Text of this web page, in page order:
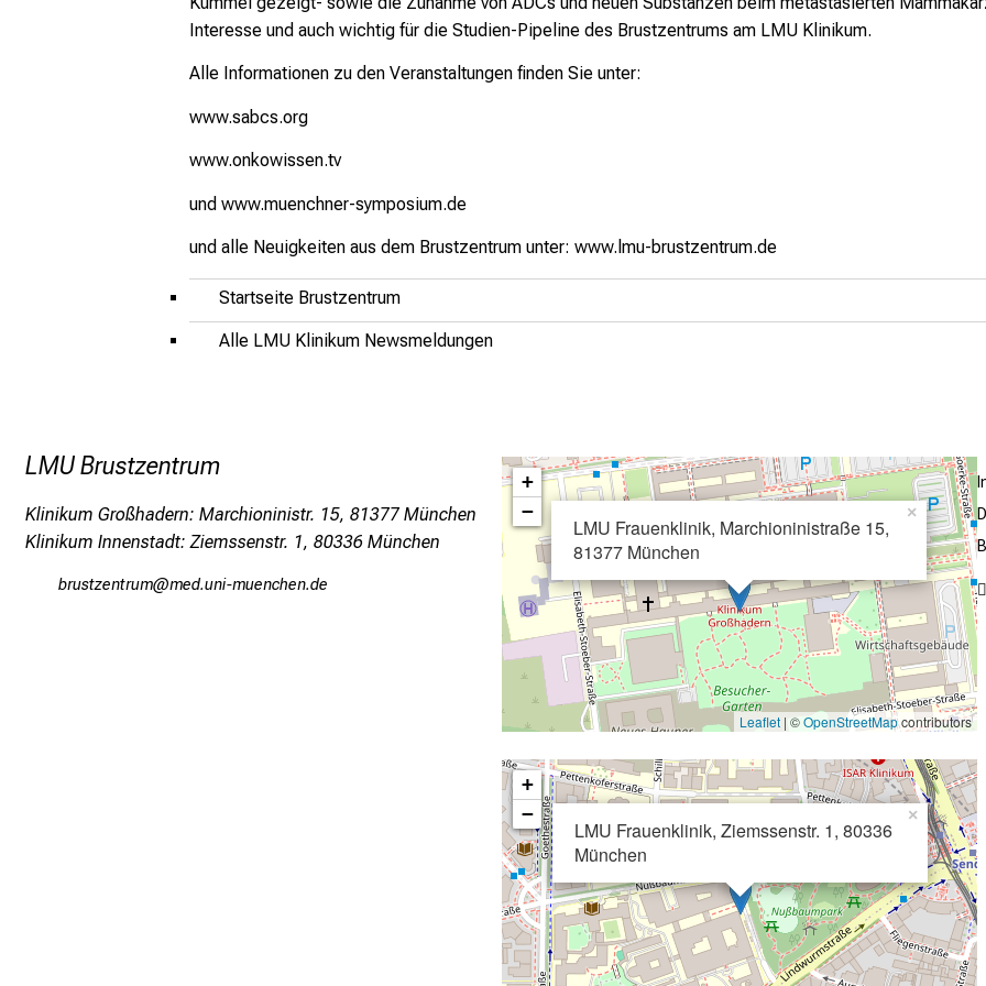
Interesse und auch wichtig für die Studien-Pipeline des Brustzentrums am LMU Klinikum.
Alle Informationen zu den Veranstaltungen finden Sie unter:
www.sabcs.org
www.onkowissen.tv
und www.muenchner-symposium.de
und alle Neuigkeiten aus dem Brustzentrum unter: www.lmu-brustzentrum.de
Startseite Brustzentrum
Alle LMU Klinikum Newsmeldungen
LMU Brustzentrum
Klinikum Großhadern: Marchioninistr. 15, 81377 München
Klinikum Innenstadt: Ziemssenstr. 1, 80336 München
jpfcbßiYubpfv Jvimd ful+vfiuyziusmi
LMU Frauenklinik, Marchioninistraße 15,
81377 München
×
+
−
Leaflet | ©OpenStreetMapcontributors
LMU Frauenklinik, Ziemssenstr. 1, 80336
München
×
+
−